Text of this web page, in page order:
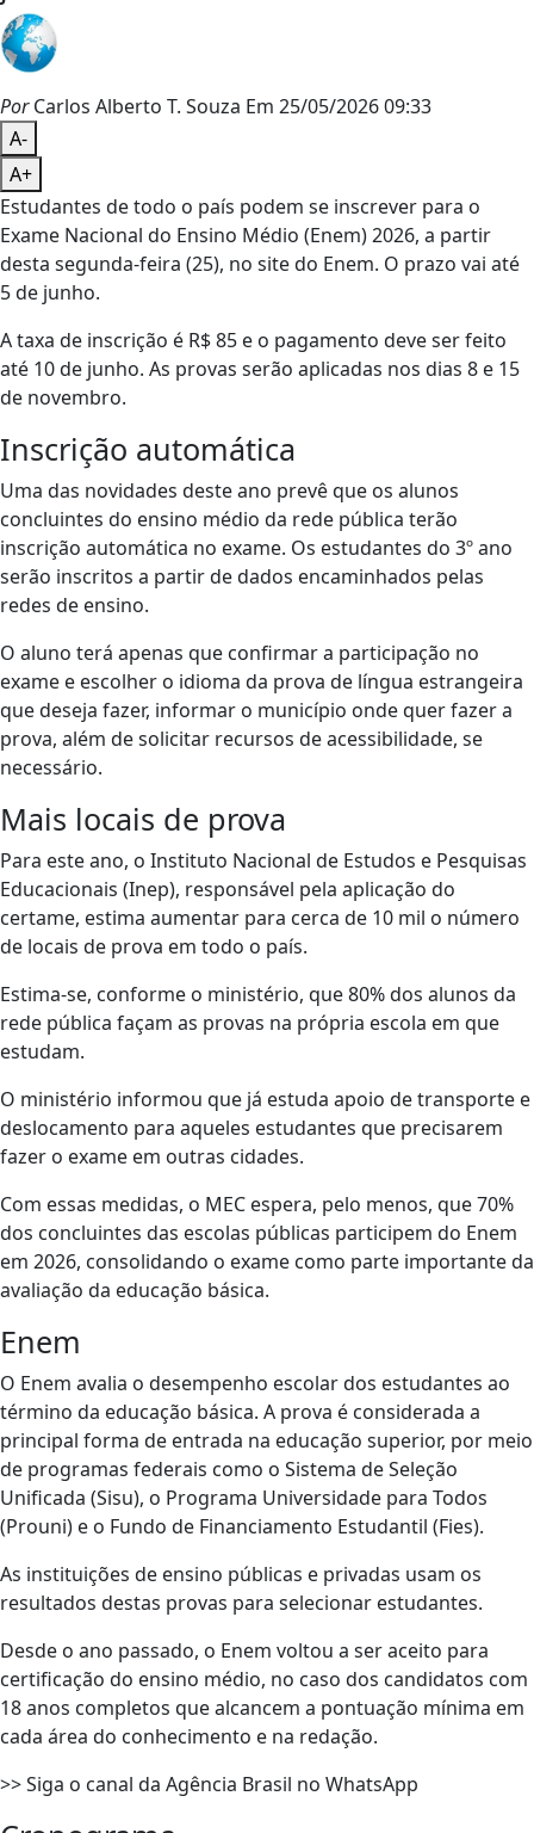
PorCarlos Alberto T. Souza Em 25/05/2026 09:33
A-
A+
Estudantes de todo o país podem se inscrever para o
Exame Nacional do Ensino Médio (Enem) 2026, a partir
desta segunda-feira (25), no site do Enem. O prazo vai até
5 de junho.
A taxa de inscrição é R$ 85 e o pagamento deve ser feito
até 10 de junho. As provas serão aplicadas nos dias 8 e 15
de novembro.
Inscrição automática
Uma das novidades deste ano prevê que os alunos
concluintes do ensino médio da rede pública terão
inscrição automática no exame. Os estudantes do 3º ano
serão inscritos a partir de dados encaminhados pelas
redes de ensino.
O aluno terá apenas que confirmar a participação no
exame e escolher o idioma da prova de língua estrangeira
que deseja fazer, informar o município onde quer fazer a
prova, além de solicitar recursos de acessibilidade, se
necessário.
Mais locais de prova
Para este ano, o Instituto Nacional de Estudos e Pesquisas
Educacionais (Inep), responsável pela aplicação do
certame, estima aumentar para cerca de 10 mil o número
de locais de prova em todo o país.
Estima-se, conforme o ministério, que 80% dos alunos da
rede pública façam as provas na própria escola em que
estudam.
O ministério informou que já estuda apoio de transporte e
deslocamento para aqueles estudantes que precisarem
fazer o exame em outras cidades.
Com essas medidas, o MEC espera, pelo menos, que 70%
dos concluintes das escolas públicas participem do Enem
em 2026, consolidando o exame como parte importante da
avaliação da educação básica.
Enem
O Enem avalia o desempenho escolar dos estudantes ao
término da educação básica. A prova é considerada a
principal forma de entrada na educação superior, por meio
de programas federais como o Sistema de Seleção
Unificada (Sisu), o Programa Universidade para Todos
(Prouni) e o Fundo de Financiamento Estudantil (Fies).
As instituições de ensino públicas e privadas usam os
resultados destas provas para selecionar estudantes.
Desde o ano passado, o Enem voltou a ser aceito para
certificação do ensino médio, no caso dos candidatos com
18 anos completos que alcancem a pontuação mínima em
cada área do conhecimento e na redação.
>> Siga o canal da Agência Brasil no WhatsApp